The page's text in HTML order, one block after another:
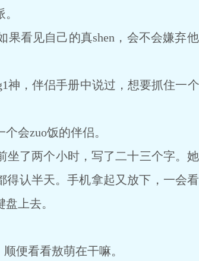
看见自己的真shen，会不会嫌弃
，伴侣手册中说过，想要抓住一
会zuo饭的伴侣。
了两个小时，写了二十三个字。
认半天。手机拿起又放下，一会
上去。
便看看敖萌在干嘛。